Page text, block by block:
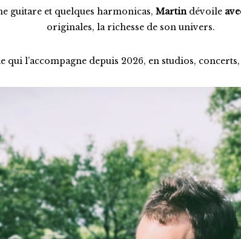
guitare et quelques harmonicas, Martindévoile
originales, la richesse de son univers.
qui l’accompagne depuis 2026, en studios,